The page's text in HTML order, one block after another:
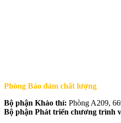
Phòng Bảo đảm chất lượng
Bộ phận Khảo thí: Phòng A209,
Bộ phận Phát triển chương trình